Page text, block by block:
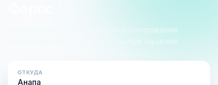
Расписание, цены и онлайн-бронирование.
Оплата при посадке, без скрытых наценок.
ОТКУДА